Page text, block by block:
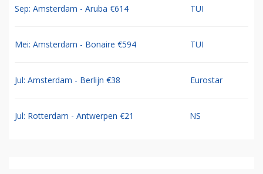
Sep: Amsterdam - Aruba €614 TUI
Mei: Amsterdam - Bonaire €594 TUI
Jul: Amsterdam - Berlijn €38 Eurostar
Jul: Rotterdam - Antwerpen €21 NS